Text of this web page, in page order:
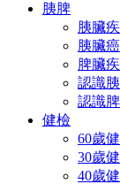
胰脾
胰臟
胰臟癌
脾臟
認識
認識
健檢
60歲
30歲
40歲